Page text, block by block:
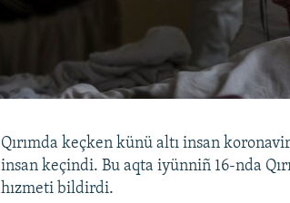
Qırımda keçken künü altı insan
insan keçindi. Bu aqta iyünniñ 16-nda
hızmeti bildirdi.